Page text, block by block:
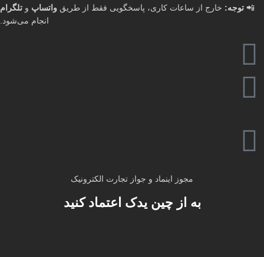
📲 توجه: خارج از ساعات کاری، پاسخگویی فقط از طریق واتساپ و تلگرام
انجام می‌شود.
مجوز اینماد و جواز تجارت الکترونیک
به از چین یدک اعتماد کنید